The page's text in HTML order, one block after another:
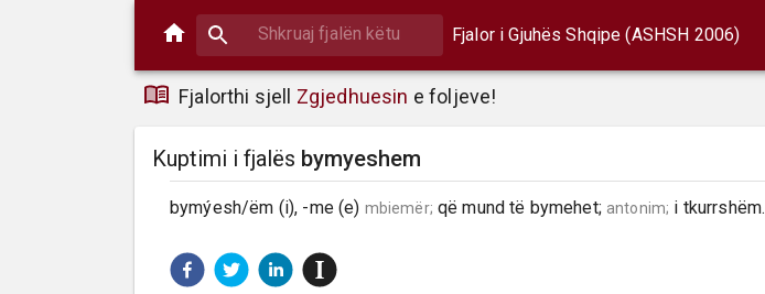
Fjalor i Gjuhës Shqipe (ASHSH 2006)
Fjalorthi sjell Zgjedhuesin e foljeve!
Kuptimi i fjalës bymyeshem
bymýesh/ëm (i), -me (e) mbiemër; që mund të bymehet; antonim; i tkurrshëm.